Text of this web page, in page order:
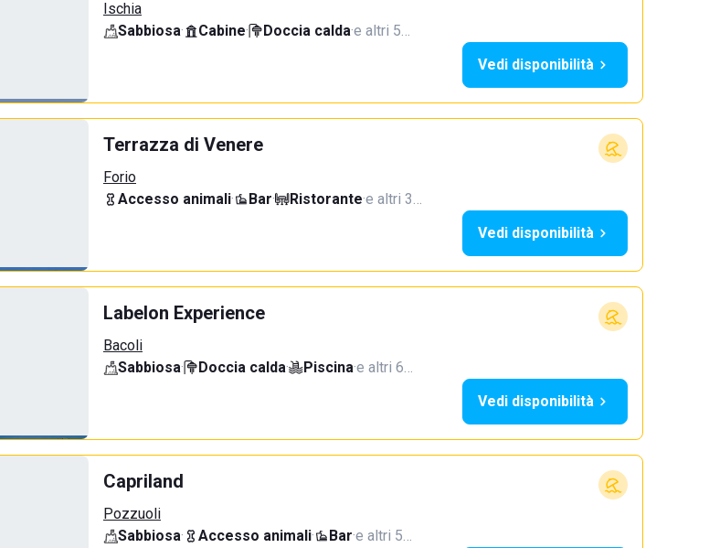
Ischia
Sabbiosa· Cabine· Doccia calda·e altri 5…
Vedi disponibilità
Terrazza di Venere
Forio
Accesso animali· Bar· Ristorante·e altri 3…
Vedi disponibilità
Labelon Experience
Bacoli
Sabbiosa· Doccia calda· Piscina·e altri 6…
Vedi disponibilità
Capriland
Pozzuoli
Sabbiosa· Accesso animali· Bar·e altri 5…